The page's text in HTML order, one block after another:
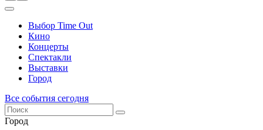
Выбор Time Out
Кино
Концерты
Спектакли
Выставки
Город
Все события сегодня
Город